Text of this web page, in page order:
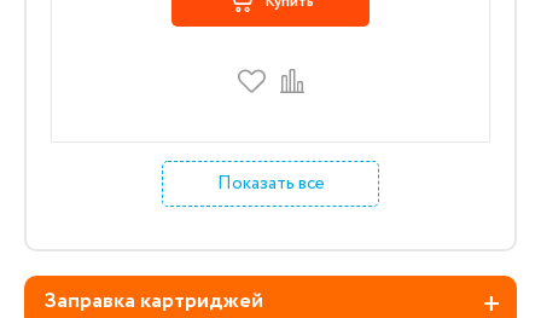
Показать все
Заправка картриджей